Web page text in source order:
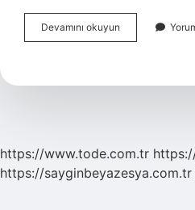
Devamını okuyun
Burcu
Aittir
https://www.tode.com.tr
https://sayginbeyazesya.com.tr